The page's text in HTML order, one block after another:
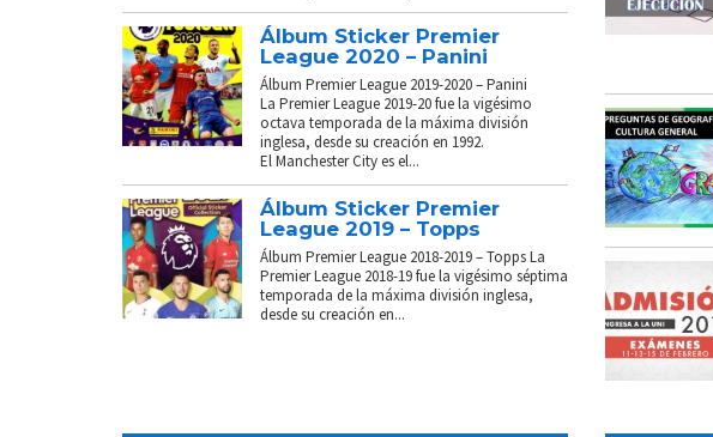
Álbum Sticker Premier
League 2020 – Panini
Álbum Premier League 2019-2020 – Panini
La Premier League 2019-20 fue la vigésimo
octava temporada de la máxima división
inglesa, desde su creación en 1992.
El Manchester City es el...
Álbum Sticker Premier
League 2019 – Topps
Álbum Premier League 2018-2019 – Topps La
Premier League 2018-19 fue la vigésimo séptima
temporada de la máxima división inglesa,
desde su creación en...